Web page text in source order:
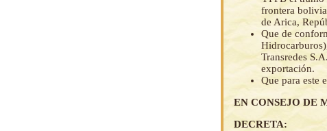
frontera
de Arica,
Que de
Transredes
exportación.
Que para este
EN CONSEJO DE
DECRETA: